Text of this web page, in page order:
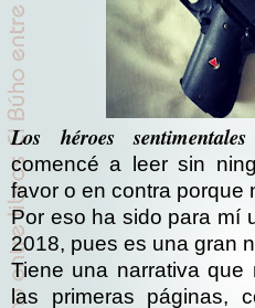
Los héroes sentimentales
comencé a leer sin
favor o en contra porque
Por eso ha sido para mí
2018, pues es una gran
Tiene una narrativa
las primeras páginas,